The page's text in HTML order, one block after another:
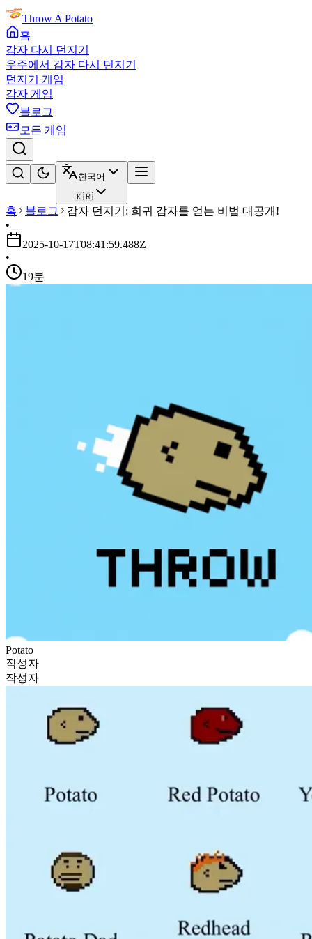
Throw A Potato
홈
감자 다시 던지기
우주에서 감자 다시 던지기
던지기 게임
감자 게임
블로그
모든 게임
한국어
🇰🇷
홈 블로그
감자 던지기: 희귀 감자를 얻는 비법 대공개!
•
2025-10-17T08:41:59.488Z
•
19분
Potato
작성자
작성자